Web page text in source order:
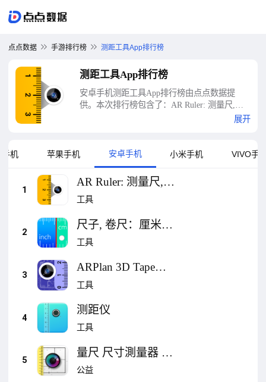
点点数据 手游排行榜 测距工具App排行榜
测距工具App排行榜
安卓手机测距工具App排行榜由点点数据提
供。本次排行榜包含了：AR Ruler: 测量尺,尺
子量度,直尺量度,ar量度器、尺子, 卷尺：厘
Camera Measure、Smart Measure、AR 尺子 - 智
能测量仪, 手机卷尺, 测量仪, 测量器、Measure
Tools: AR Room Planner、AR Ruler Cam: Photo
Measure、AR Meter: Tape Measure Camera等十
大测距工具App排行榜
展开
手机 苹果手机 安卓手机 小米手机 VIVO手
1
AR Ruler: 测量尺,尺
子量度,直尺量度,ar量
工具
2
尺子, 卷尺：厘米，
英寸 (Ruler)
工具
3
ARPlan 3D Tape
Measure, Ruler
工具
4
测距仪
工具
5
量尺 尺寸測量器 测
距仪 Camera Measure
公益